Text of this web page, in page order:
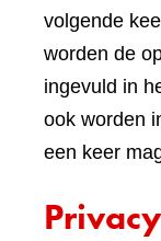
volgende
worden de
ingevuld in
ook worden
een keer
Privacy